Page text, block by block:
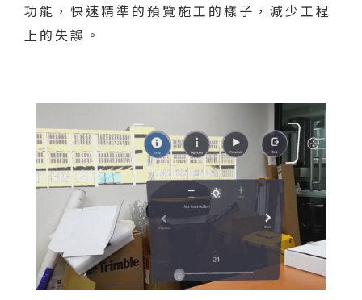
功能，快速精準的預覽施工的樣子，減少工程
上的失誤。